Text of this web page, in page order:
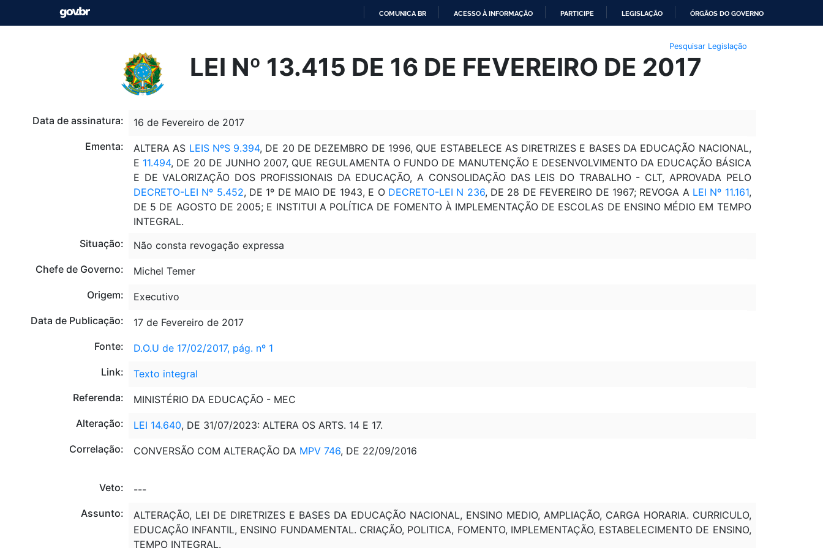
O
CONTEÚDO
COMUNICA BR ACESSO À INFORMAÇÃO PARTICIPE LEGISLAÇÃO ÓRGÃOS DO GOVERNO
Pesquisar Legislação
LEI Nº 13.415 DE 16 DE FEVEREIRO DE 2017
Data de assinatura:
16 de Fevereiro de 2017
Ementa:
ALTERA AS LEIS NºS 9.394, DE 20 DE DEZEMBRO DE 1996, QUE ESTABELECE AS DIRETRIZES E BASES DA EDUCAÇÃO NACIONAL,
E 11.494, DE 20 DE JUNHO 2007, QUE REGULAMENTA O FUNDO DE MANUTENÇÃO E DESENVOLVIMENTO DA EDUCAÇÃO BÁSICA
E DE VALORIZAÇÃO DOS PROFISSIONAIS DA EDUCAÇÃO, A CONSOLIDAÇÃO DAS LEIS DO TRABALHO - CLT, APROVADA PELO
DECRETO-LEI Nº 5.452, DE 1º DE MAIO DE 1943, E O DECRETO-LEI N 236, DE 28 DE FEVEREIRO DE 1967; REVOGA A LEI Nº 11.161,
DE 5 DE AGOSTO DE 2005; E INSTITUI A POLÍTICA DE FOMENTO À IMPLEMENTAÇÃO DE ESCOLAS DE ENSINO MÉDIO EM TEMPO
INTEGRAL.
Situação:
Não consta revogação expressa
Chefe de Governo:
Michel Temer
Origem:
Executivo
Data de Publicação:
17 de Fevereiro de 2017
Fonte:
D.O.U de 17/02/2017, pág. nº 1
Link:
Texto integral
Referenda:
MINISTÉRIO DA EDUCAÇÃO - MEC
Alteração:
LEI 14.640, DE 31/07/2023: ALTERA OS ARTS. 14 E 17.
Correlação:
CONVERSÃO COM ALTERAÇÃO DA MPV 746, DE 22/09/2016
Veto:
---
Assunto:
ALTERAÇÃO, LEI DE DIRETRIZES E BASES DA EDUCAÇÃO NACIONAL, ENSINO MEDIO, AMPLIAÇÃO, CARGA HORARIA. CURRICULO,
EDUCAÇÃO INFANTIL, ENSINO FUNDAMENTAL. CRIAÇÃO, POLITICA, FOMENTO, IMPLEMENTAÇÃO, ESTABELECIMENTO DE ENSINO,
TEMPO INTEGRAL.